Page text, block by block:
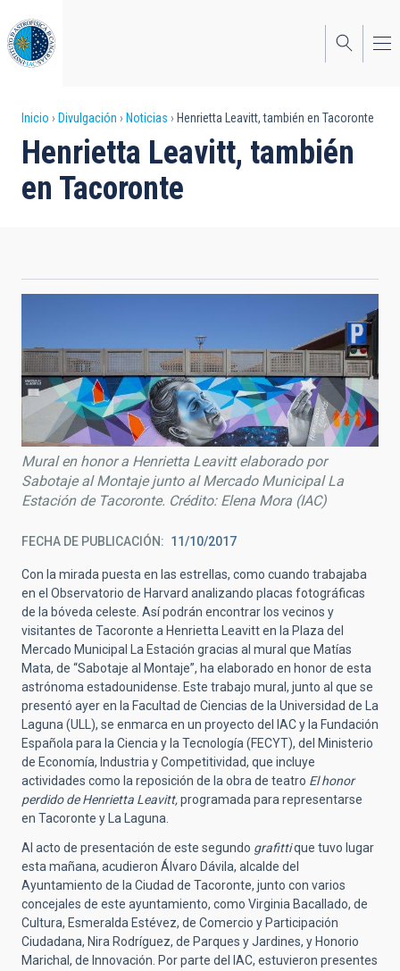
al
contenido
principal
Sobrescribir
enlaces
de
la
Inicio Divulgación Noticias Henrietta Leavitt, también en Tacoronte
Henrietta Leavitt, también
en Tacoronte
Mural en honor a Henrietta Leavitt elaborado por
Sabotaje al Montaje junto al Mercado Municipal La
Estación de Tacoronte. Crédito: Elena Mora (IAC)
FECHA DE PUBLICACIÓN 11/10/2017
Con la mirada puesta en las estrellas, como cuando trabajaba
en el Observatorio de Harvard analizando placas fotográficas
de la bóveda celeste. Así podrán encontrar los vecinos y
visitantes de Tacoronte a Henrietta Leavitt en la Plaza del
Mercado Municipal La Estación gracias al mural que Matías
Mata, de “Sabotaje al Montaje”, ha elaborado en honor de esta
astrónoma estadounidense. Este trabajo mural, junto al que se
presentó ayer en la Facultad de Ciencias de la Universidad de La
Laguna (ULL), se enmarca en un proyecto del IAC y la Fundación
Española para la Ciencia y la Tecnología (FECYT), del Ministerio
de Economía, Industria y Competitividad, que incluye
actividades como la reposición de la obra de teatro El honor
perdido de Henrietta Leavitt,programada para representarse
en Tacoronte y La Laguna.
Al acto de presentación de este segundo grafittique tuvo lugar
esta mañana, acudieron Álvaro Dávila, alcalde del
Ayuntamiento de la Ciudad de Tacoronte, junto con varios
concejales de este ayuntamiento, como Virginia Bacallado, de
Cultura, Esmeralda Estévez, de Comercio y Participación
Ciudadana, Nira Rodríguez, de Parques y Jardines, y Honorio
Marichal, de Innovación. Por parte del IAC, estuvieron presentes